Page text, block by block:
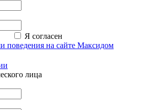
Я согласен
поведения на сайте Максидом
лица